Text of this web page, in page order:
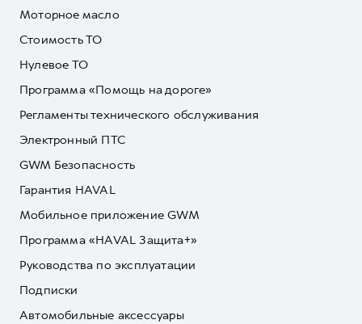
Моторное масло
Стоимость ТО
Нулевое ТО
Программа «Помощь на дороге»
Регламенты технического обслуживания
Электронный ПТС
GWM Безопасность
Гарантия HAVAL
Мобильное приложение GWM
Программа «HAVAL Защита+»
Руководства по эксплуатации
Подписки
Автомобильные аксессуары